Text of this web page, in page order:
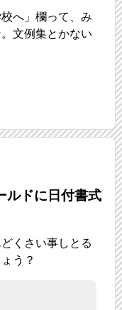
へ」欄って、み
文例集とかない
ルドに日付書式
くさい事しとる
う？